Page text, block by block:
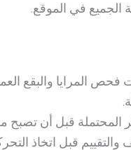
في الموقع.
فحص المرايا والبقع
المحتملة قبل أن تصبح
والتقييم قبل اتخاذ